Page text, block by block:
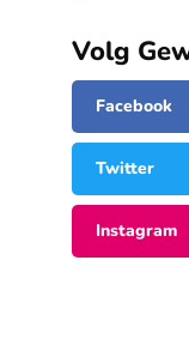
Volg
Facebook
Twitter
Instagram